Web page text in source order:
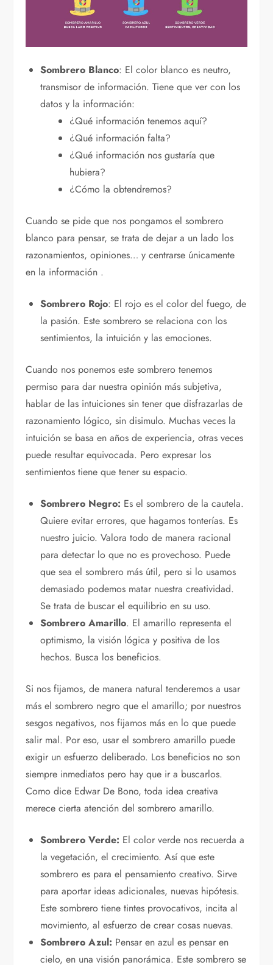
Sombrero Blanco: El color blanco es neutro,
transmisor de información. Tiene que ver con los
datos y la información:
¿Qué información tenemos aquí?
¿Qué información falta?
¿Qué información nos gustaría que
hubiera?
¿Cómo la obtendremos?
Cuando se pide que nos pongamos el sombrero
blanco para pensar, se trata de dejar a un lado los
razonamientos, opiniones… y centrarse únicamente
en la información .
Sombrero Rojo: El rojo es el color del fuego, de
la pasión. Este sombrero se relaciona con los
sentimientos, la intuición y las emociones.
Cuando nos ponemos este sombrero tenemos
permiso para dar nuestra opinión más subjetiva,
hablar de las intuiciones sin tener que disfrazarlas de
razonamiento lógico, sin disimulo. Muchas veces la
intuición se basa en años de experiencia, otras veces
puede resultar equivocada. Pero expresar los
sentimientos tiene que tener su espacio.
Sombrero Negro: Es el sombrero de la cautela.
Quiere evitar errores, que hagamos tonterías. Es
nuestro juicio. Valora todo de manera racional
para detectar lo que no es provechoso. Puede
que sea el sombrero más útil, pero si lo usamos
demasiado podemos matar nuestra creatividad.
Se trata de buscar el equilibrio en su uso.
Sombrero Amarillo. El amarillo representa el
optimismo, la visión lógica y positiva de los
hechos. Busca los beneficios.
Si nos fijamos, de manera natural tenderemos a usar
más el sombrero negro que el amarillo; por nuestros
sesgos negativos, nos fijamos más en lo que puede
salir mal. Por eso, usar el sombrero amarillo puede
exigir un esfuerzo deliberado. Los beneficios no son
siempre inmediatos pero hay que ir a buscarlos.
Como dice Edwar De Bono, toda idea creativa
merece cierta atención del sombrero amarillo.
Sombrero Verde: El color verde nos recuerda a
la vegetación, el crecimiento. Así que este
sombrero es para el pensamiento creativo. Sirve
para aportar ideas adicionales, nuevas hipótesis.
Este sombrero tiene tintes provocativos, incita al
movimiento, al esfuerzo de crear cosas nuevas.
Sombrero Azul: Pensar en azul es pensar en
cielo, en una visión panorámica. Este sombrero se